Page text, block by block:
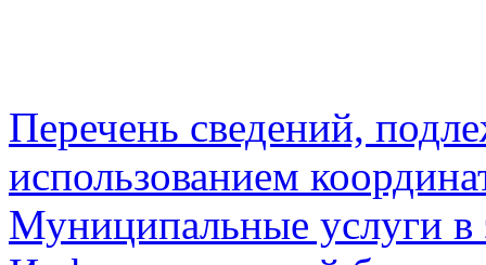
Перечень сведений,
использованием
Муниципальные услуги в